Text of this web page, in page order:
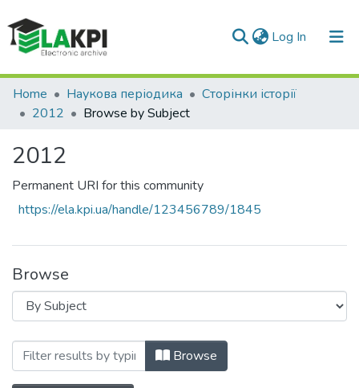
Log In (current)
Communities & Collections
All of DSpace
Home Наукова періодика
Сторінки історії
2012
Browse by Subject
2012
Permanent URI for this community
https://ela.kpi.ua/handle/123456789/1845
Browse
Browsing 2012 by Subject
Browse